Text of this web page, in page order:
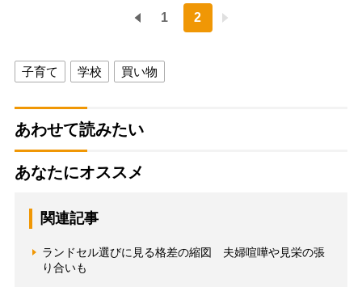
1 2
子育て 学校 買い物
あわせて読みたい
あなたにオススメ
関連記事
ランドセル選びに見る格差の縮図 夫婦喧嘩や見栄の張
り合いも